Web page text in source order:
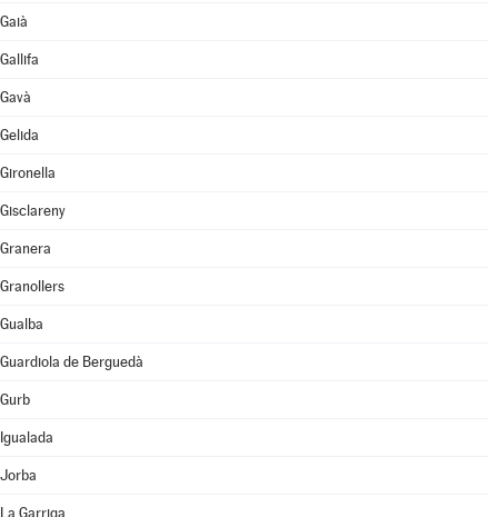
Gaià
Gallifa
Gavà
Gelida
Gironella
Gisclareny
Granera
Granollers
Gualba
Guardiola de Berguedà
Gurb
Igualada
Jorba
La Garriga